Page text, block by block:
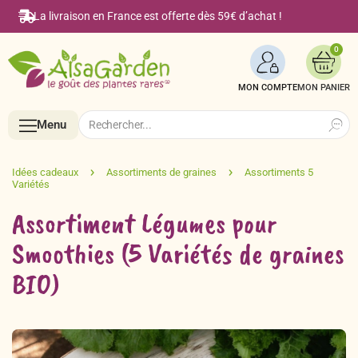
La livraison en France est offerte dès 59€ d’achat !
MON COMPTE
0
Menu
Menu
Accueil
Semences BIO de A à Z
Le Blog Alsagarden
Search
for:
Assortiment Légumes pour
Smoothies (5 Variétés de graines
BIO)